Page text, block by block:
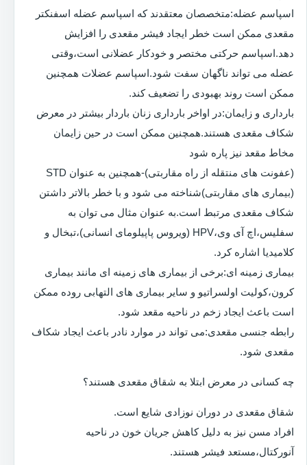
اسپاسم عضله:متخصصان معتقدند که اسپاسم عضله اسفنکتر
مقعدی ممکن است خطر ایجاد فیشر مقعدی را افزایش
دهد.اسپاسم حرکتی مختصر و خودکار عضلانی است،وقتی
عضله می تواند ناگهان سفت شود.اسپاسم عضلات همچنین
ممکن است روند بهبودی را تضعیف کند.
بارداری و زایمان:در اواخر بارداری زنان باردار بیشتر در معرض
شکاف مقعدی هستند.همچنین ممکن است در حین زایمان
مخاط مقعد نیز پاره شود
(عفونت های منتقله از راه مقاربتی)-همچنین به عنوان STD
(بیماری های مقاربتی)شناخته می شود و با خطر بالاتر داشتن
شکاف مقعدی مرتبط است.به عنوان مثال می توان به
سفلیس،اچ آی وی،HPV (ویروس پاپیلومای انسانی)،تبخال و
کلامیدیا اشاره کرد.
بیماری زمینه ای:برخی از بیماری های زمینه ای مانند بیماری
کرون،کولیت اولسراتیو و سایر بیماری های التهابی روده ممکن
است باعث ایجاد زخم در ناحیه مقعد شود.
رابطه جنسی مقعدی:می تواند در موارد نادر باعث ایجاد شکاف
مقعدی شود.
چه کسانی در معرض ابتلا به شقاق مقعدی هستند؟
شقاق مقعدی در دوران نوزادی شایع است.
افراد مسن نیز به دلیل کاهش جریان خون در ناحیه
آنورکتال،مستعد فیشر هستند.